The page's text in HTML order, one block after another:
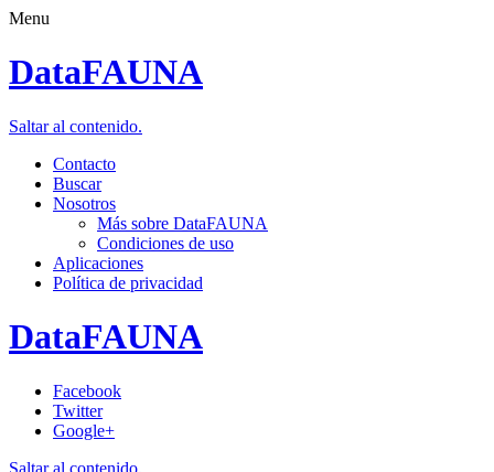
Menu
DataFAUNA
Saltar al contenido.
Contacto
Buscar
Nosotros
Más sobre DataFAUNA
Condiciones de uso
Aplicaciones
Política de privacidad
DataFAUNA
Facebook
Twitter
Google+
Saltar al contenido.